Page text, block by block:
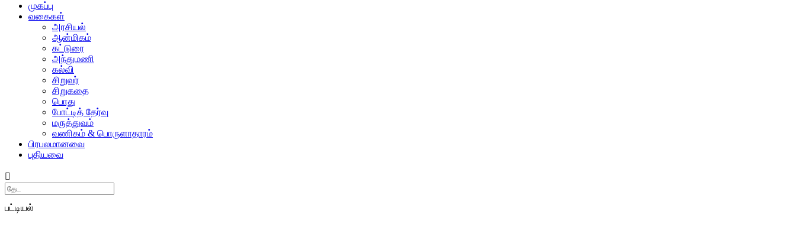
முகப்பு
வகைகள்
அரசியல்
ஆன்மிகம்
கட்டுரை
அந்துமணி
கல்வி
சிறுவர்
சிறுகதை
பொது
போட்டித் தேர்வு
மருத்துவம்
வணிகம் & பொருளாதாரம்
பிரபலமானவை
புதியவை
Search
பட்டியல்